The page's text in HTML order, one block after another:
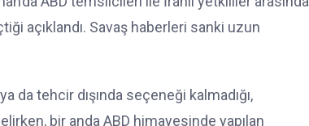
açıklandı. Savaş haberleri sanki uzun
da tehcir dışında seçeneği kalmadığı,
bir anda ABD himayesinde yapılan